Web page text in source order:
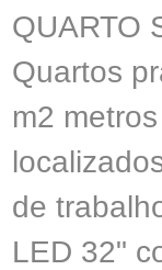
QUARTO
Quartos
m2
de
LED 32"